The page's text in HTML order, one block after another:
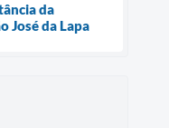
da
José da Lapa